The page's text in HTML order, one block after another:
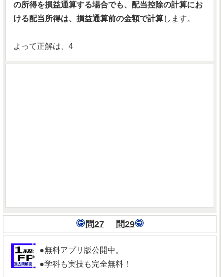
の所得を損益通算する場合でも、配当控除の計算にお
ける配当所得は、損益通算前の金額で計算します。
よって正解は、4
問27 問29
●無料アプリ版公開中。
●学科も実技も完全無料！